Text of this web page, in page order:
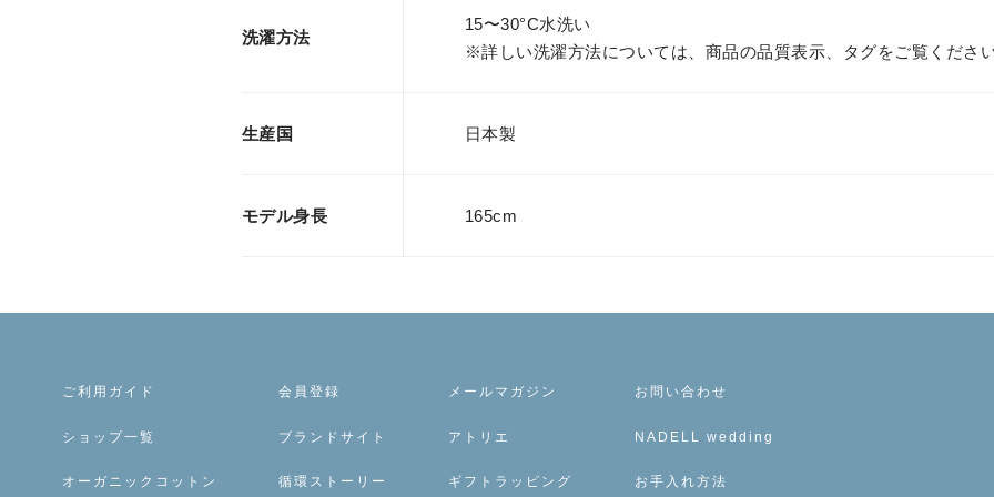
洗濯方法
15〜30°C水洗い
※詳しい洗濯方法については、商品の品質表示、タグをご覧くださ
生産国 日本製
モデル身長 165cm
ご利用ガイド
ショップ一覧
オーガニックコットン
会員登録
ブランドサイト
循環ストーリー
メールマガジン
アトリエ
ギフトラッピング
お問い合わせ
NADELL wedding
お手入れ方法